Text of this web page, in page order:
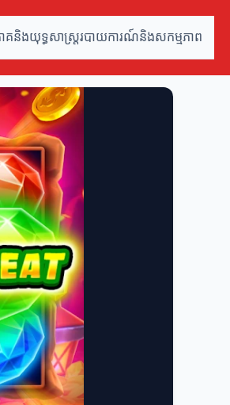
ាគនិងយុទ្ធសាស្ត្ររបាយការណ៍និងសកម្មភាព